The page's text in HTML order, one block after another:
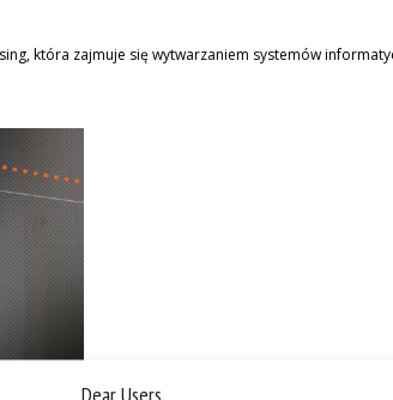
Dear Users,
która zajmuje się wytwarzaniem systemów